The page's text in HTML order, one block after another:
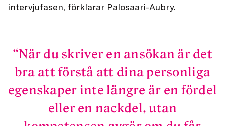
intervjufasen, förklarar Palosaari-Aubry.
När du skriver en ansökan är det
bra att förstå att dina personliga
egenskaper inte längre är en fördel
eller en nackdel, utan